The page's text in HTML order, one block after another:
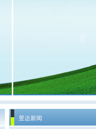
昱达新闻